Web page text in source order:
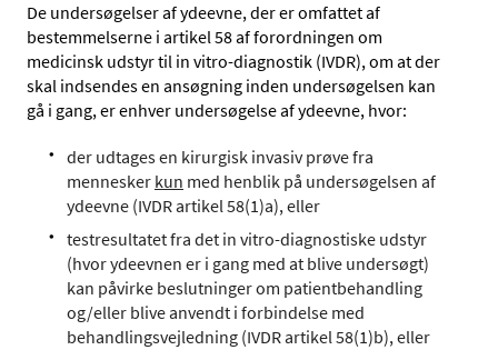
De undersøgelser af ydeevne, der er omfattet af
bestemmelserne i artikel 58 af forordningen om
medicinsk udstyr til in vitro-diagnostik (IVDR), om at der
skal indsendes en ansøgning inden undersøgelsen kan
gå i gang, er enhver undersøgelse af ydeevne, hvor:
der udtages en kirurgisk invasiv prøve fra
mennesker kun med henblik på undersøgelsen af
ydeevne (IVDR artikel 58(1)a), eller
testresultatet fra det in vitro-diagnostiske udstyr
(hvor ydeevnen er i gang med at blive undersøgt)
kan påvirke beslutninger om patientbehandling
og/eller blive anvendt i forbindelse med
behandlingsvejledning (IVDR artikel 58(1)b), eller